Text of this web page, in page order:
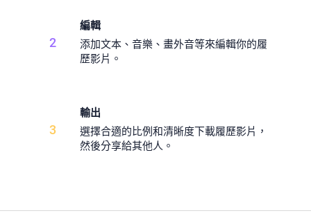
2
編輯
添加文本、音樂、畫外音等來編輯你的履
歷影片。
3
輸出
選擇合適的比例和清晰度下載履歷影片，
然後分享給其他人。